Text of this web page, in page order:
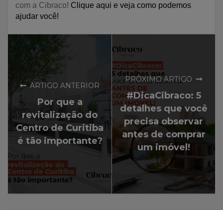
com a Cibraco! Clique aqui e veja como podemos
ajudar você!
ARTIGO ANTERIOR
Por que a
revitalização do
Centro de Curitiba
é tão importante?
PRÓXIMO ARTIGO
#DicaCibraco: 5
detalhes que você
precisa observar
antes de comprar
um imóvel!